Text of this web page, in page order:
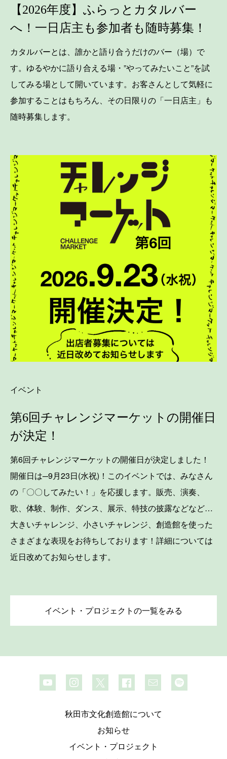
【2026年度】ふらっとカタルバー
へ！一日店主も参加者も随時募集！
カタルバーとは、誰かと語り合うだけのバー（場）で
す。ゆるやかに語り合える場・”やってみたいこと”を試
してみる場として開いています。お客さんとして気軽に
参加することはもちろん、その日限りの「一日店主」も
随時募集します。
イベント
第6回チャレンジマーケットの開催日
が決定！
第6回チャレンジマーケットの開催日が決定しました！
開催日は─9月23日(水祝)！このイベントでは、みなさん
の「〇〇してみたい！」を応援します。販売、演奏、
歌、体験、制作、ダンス、展示、特技の披露などなど…
大きいチャレンジ、小さいチャレンジ、創造館を使った
さまざまな表現をお待ちしております！詳細については
近日改めてお知らせします。
イベント・プロジェクトの一覧をみる
秋田市文化創造館について
お知らせ
イベント・プロジェクト